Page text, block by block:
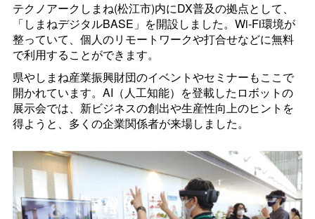
テクノアークしまね(松江市)内にDX普及の拠点として、
「しまねデジタルBASE 」を開設しました。Wi-Fi環境が
整っていて、個人のリモートワークや打合せなどに無料
で利用することができます。
県やしまね産業振興財団のイベントやセミナーもここで
開かれています。AI（人工知能）を登載したロボットの
展示会では、新ビジネスの創出や生産性向上のヒントを
得ようと、多くの企業関係者が来場しました。